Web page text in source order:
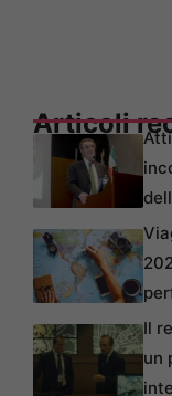
Articoli
Il
un